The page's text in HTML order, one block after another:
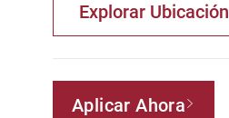
Explorar Ubicación
Aplicar Ahora